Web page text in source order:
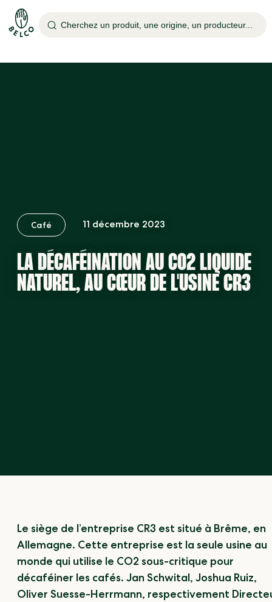
Cherchez un produit, une origine, un producteur...
Café 11 décembre 2023
LA DÉCAFÉINATION AU CO2 LIQUIDE
NATUREL, AU CŒUR DE L'USINE CR3
Le siège de l’entreprise CR3 est situé à Brême, en
Allemagne. Cette entreprise est la seule usine au
monde qui utilise le CO2 sous-critique pour
décaféiner les cafés. Jan Schwital, Joshua Ruiz,
Oliver Suesse-Herrmann, respectivement